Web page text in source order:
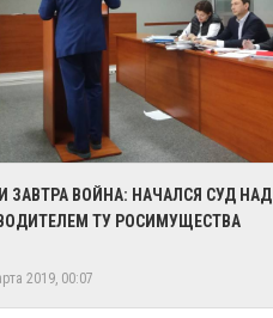
ЗАВТРА ВОЙНА: НАЧАЛСЯ СУД НАД
ТУ РОСИМУЩЕСТВА
2019, 00:07